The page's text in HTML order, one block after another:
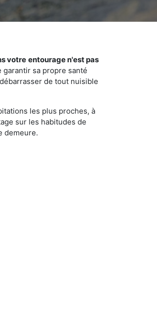
votre entourage n'est pas
sa propre santé
de tout nuisible
les plus proches, à
sur les habitudes de
demeure.